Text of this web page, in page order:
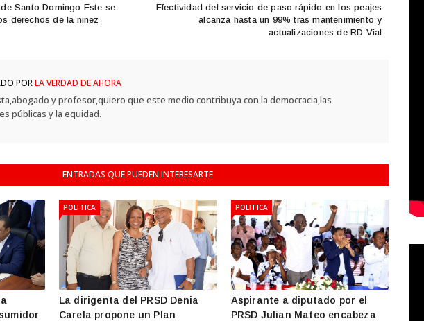
Efectividad del servicio de paso rápido en los peajes
alcanza hasta un 99% tras mantenimiento y
actualizaciones de RD Vial
Santo Domingo Este se
derechos de la niñez
PORLA VERDAD DE AHORA
y profesor,quiero que este medio contribuya con la democracia,las
públicas y la equidad.
ENTRADAS QUE PUEDEN INTERESARTE
POLITICA
La dirigenta del PRSD Denia
Carela propone un Plan
POLITICA
Aspirante a diputado por el
PRSD Julian Mateo encabeza